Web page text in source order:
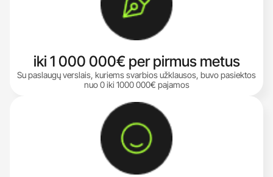
iki 1 000 000€ per pirmus metus
Su paslaugų verslais, kuriems svarbios užklausos, buvo pasiektos
nuo 0 iki 1000 000€ pajamos